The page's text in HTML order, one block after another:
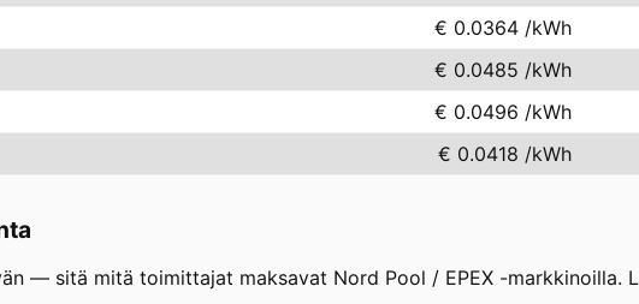
€ 0.0364 /kWh
€ 0.0485 /kWh
€ 0.0496 /kWh
€ 0.0418 /kWh
— sitä mitä toimittajat maksavat Nord Pool / EPEX -markkinoilla.